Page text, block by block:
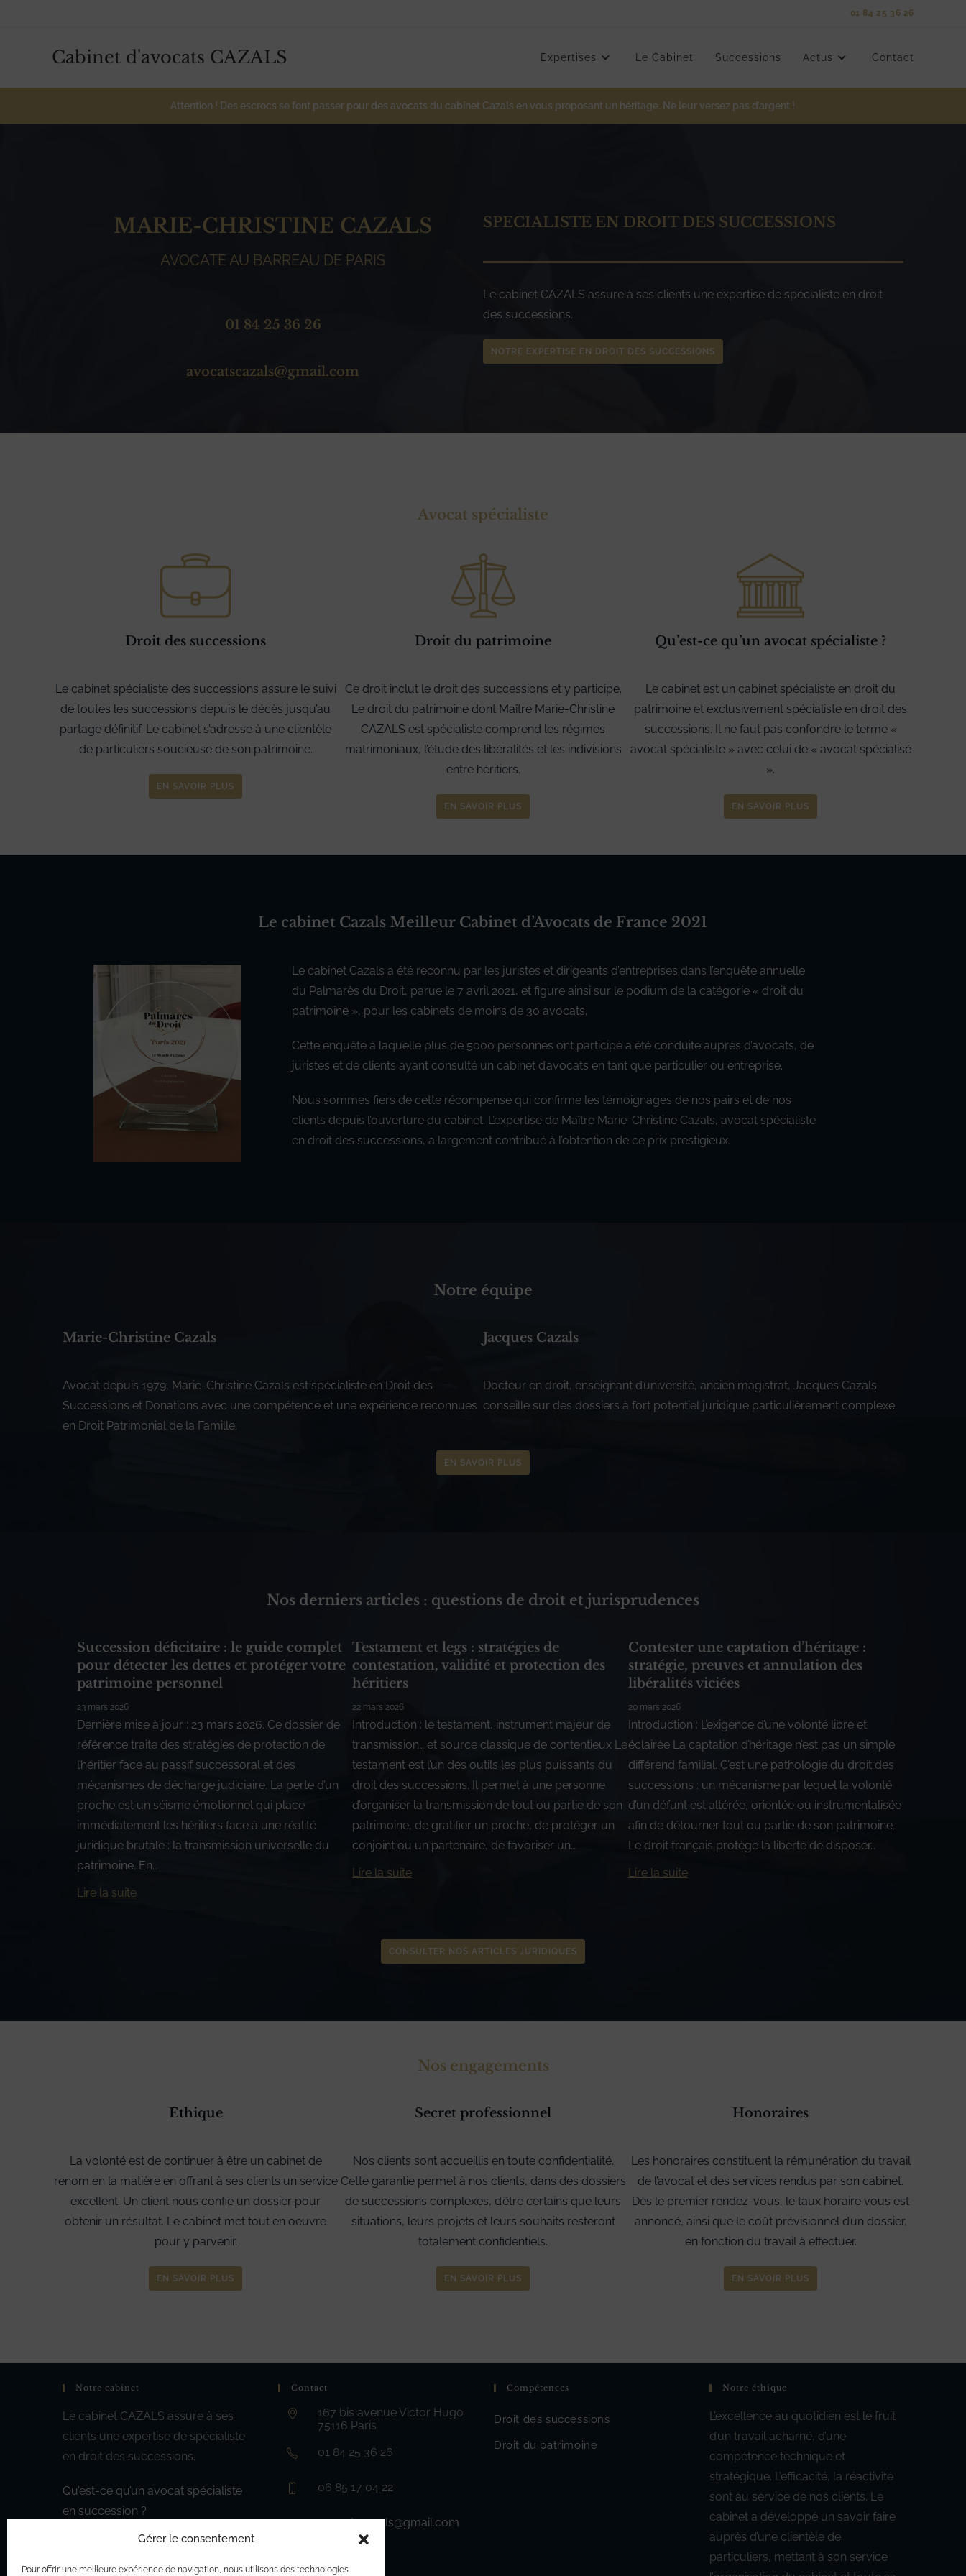
Gérer le consentement
Pour offrir une meilleure expérience de navigation, nous utilisons des technologies
01 84 25 36 26
Cabinet d'avocats CAZALS Expertises Le Cabinet Successions Actus Contact
Attention ! Des escrocs se font passer pour des avocats du cabinet Cazals en vous proposant un héritage. Ne leur versez pas d’argent !
MARIE-CHRISTINE CAZALS
AVOCATE AU BARREAU DE PARIS
01 84 25 36 26
avocatscazals@gmail.com
SPECIALISTE EN DROIT DES SUCCESSIONS
Le cabinet CAZALS assure à ses clients une expertise de spécialiste en droit
des successions.
NOTRE EXPERTISE EN DROIT DES SUCCESSIONS
Avocat spécialiste
Droit des successions
Le cabinet spécialiste des successions assure le suivi
de toutes les successions depuis le décès jusqu’au
partage définitif. Le cabinet s’adresse à une clientèle
de particuliers soucieuse de son patrimoine.
EN SAVOIR PLUS
Droit du patrimoine
Ce droit inclut le droit des successions et y participe.
Le droit du patrimoine dont Maître Marie-Christine
CAZALS est spécialiste comprend les régimes
matrimoniaux, l’étude des libéralités et les indivisions
entre héritiers.
EN SAVOIR PLUS
Qu’est-ce qu’un avocat spécialiste ?
Le cabinet est un cabinet spécialiste en droit du
patrimoine et exclusivement spécialiste en droit des
successions. Il ne faut pas confondre le terme «
avocat spécialiste » avec celui de « avocat spécialisé
».
EN SAVOIR PLUS
Le cabinet Cazals Meilleur Cabinet d’Avocats de France 2021
Le cabinet Cazals a été reconnu par les juristes et dirigeants d’entreprises dans l’enquête annuelle
du Palmarès du Droit, parue le 7 avril 2021, et figure ainsi sur le podium de la catégorie « droit du
patrimoine », pour les cabinets de moins de 30 avocats.
Cette enquête à laquelle plus de 5000 personnes ont participé a été conduite auprès d’avocats, de
juristes et de clients ayant consulté un cabinet d’avocats en tant que particulier ou entreprise.
Nous sommes fiers de cette récompense qui confirme les témoignages de nos pairs et de nos
clients depuis l’ouverture du cabinet. L’expertise de Maître Marie-Christine Cazals, avocat spécialiste
en droit des successions, a largement contribué à l’obtention de ce prix prestigieux.
Notre équipe
Marie-Christine Cazals
Avocat depuis 1979, Marie-Christine Cazals est spécialiste en Droit des
Successions et Donations avec une compétence et une expérience reconnues
en Droit Patrimonial de la Famille.
Jacques Cazals
Docteur en droit, enseignant d’université, ancien magistrat, Jacques Cazals
conseille sur des dossiers à fort potentiel juridique particulièrement complexe.
EN SAVOIR PLUS
Nos derniers articles : questions de droit et jurisprudences
Succession déficitaire : le guide complet
pour détecter les dettes et protéger votre
patrimoine personnel
23 mars 2026
Dernière mise à jour : 23 mars 2026. Ce dossier de
référence traite des stratégies de protection de
l’héritier face au passif successoral et des
mécanismes de décharge judiciaire. La perte d’un
proche est un séisme émotionnel qui place
immédiatement les héritiers face à une réalité
juridique brutale : la transmission universelle du
patrimoine. En…
Lire la suite
Testament et legs : stratégies de
contestation, validité et protection des
héritiers
22 mars 2026
Introduction : le testament, instrument majeur de
transmission… et source classique de contentieux Le
testament est l’un des outils les plus puissants du
droit des successions. Il permet à une personne
d’organiser la transmission de tout ou partie de son
patrimoine, de gratifier un proche, de protéger un
conjoint ou un partenaire, de favoriser un…
Lire la suite
Contester une captation d’héritage :
stratégie, preuves et annulation des
libéralités viciées
20 mars 2026
Introduction : L’exigence d’une volonté libre et
éclairée La captation d’héritage n’est pas un simple
différend familial. C’est une pathologie du droit des
successions : un mécanisme par lequel la volonté
d’un défunt est altérée, orientée ou instrumentalisée
afin de détourner tout ou partie de son patrimoine.
Le droit français protège la liberté de disposer…
Lire la suite
CONSULTER NOS ARTICLES JURIDIQUES
Nos engagements
Ethique
La volonté est de continuer à être un cabinet de
renom en la matière en offrant à ses clients un service
excellent. Un client nous confie un dossier pour
obtenir un résultat. Le cabinet met tout en oeuvre
pour y parvenir.
EN SAVOIR PLUS
Secret professionnel
Nos clients sont accueillis en toute confidentialité.
Cette garantie permet à nos clients, dans des dossiers
de successions complexes, d’être certains que leurs
situations, leurs projets et leurs souhaits resteront
totalement confidentiels.
EN SAVOIR PLUS
Honoraires
Les honoraires constituent la rémunération du travail
de l’avocat et des services rendus par son cabinet.
Dès le premier rendez-vous, le taux horaire vous est
annoncé, ainsi que le coût prévisionnel d’un dossier,
en fonction du travail à effectuer.
EN SAVOIR PLUS
Notre cabinet
Le cabinet CAZALS assure à ses
clients une expertise de spécialiste
en droit des successions.
Qu’est-ce qu’un avocat spécialiste
en succession ?
Contact
167 bis avenue Victor Hugo
75116 Paris
01 84 25 36 26
06 85 17 04 22
avocatscazals@gmail.com
Compétences
Droit des successions
Droit du patrimoine
Notre éthique
L’excellence au quotidien est le fruit
d’un travail acharné, d’une
compétence technique et
stratégique. L’efficacité, la réactivité
sont au service de nos clients. Le
cabinet a développé un savoir faire
auprès d’une clientèle de
particuliers, mettant à son service